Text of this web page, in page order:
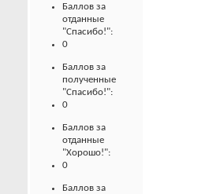
Баллов за
отданные
"Спасибо!":
0
Баллов за
полученные
"Спасибо!":
0
Баллов за
отданные
"Хорошо!":
0
Баллов за